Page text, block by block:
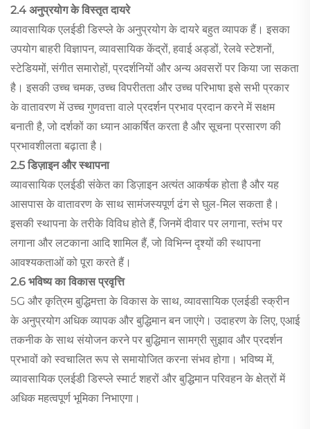
2.4 अनुप्रयोग के विस्तृत दायरे
व्यावसायिक एलईडी डिस्प्ले के अनुप्रयोग के दायरे बहुत व्यापक हैं। इसका
उपयोग बाहरी विज्ञापन, व्यावसायिक केंद्रों, हवाई अड्डों, रेलवे स्टेशनों,
स्टेडियमों, संगीत समारोहों, प्रदर्शनियों और अन्य अवसरों पर किया जा सकता
है। इसकी उच्च चमक, उच्च विपरीतता और उच्च परिभाषा इसे सभी प्रकार
के वातावरण में उच्च गुणवत्ता वाले प्रदर्शन प्रभाव प्रदान करने में सक्षम
बनाती है, जो दर्शकों का ध्यान आकर्षित करता है और सूचना प्रसारण की
प्रभावशीलता बढ़ाता है।
2.5 डिज़ाइन और स्थापना
व्यावसायिक एलईडी संकेत का डिज़ाइन अत्यंत आकर्षक होता है और यह
आसपास के वातावरण के साथ सामंजस्यपूर्ण ढंग से घुल-मिल सकता है।
इसकी स्थापना के तरीके विविध होते हैं, जिनमें दीवार पर लगाना, स्तंभ पर
लगाना और लटकाना आदि शामिल हैं, जो विभिन्न दृश्यों की स्थापना
आवश्यकताओं को पूरा करते हैं।
2.6 भविष्य का विकास प्रवृत्ति
5G और कृत्रिम बुद्धिमत्ता के विकास के साथ, व्यावसायिक एलईडी स्क्रीन
के अनुप्रयोग अधिक व्यापक और बुद्धिमान बन जाएंगे। उदाहरण के लिए, एआई
तकनीक के साथ संयोजन करने पर बुद्धिमान सामग्री सुझाव और प्रदर्शन
प्रभावों को स्वचालित रूप से समायोजित करना संभव होगा। भविष्य में,
व्यावसायिक एलईडी डिस्प्ले स्मार्ट शहरों और बुद्धिमान परिवहन के क्षेत्रों में
अधिक महत्वपूर्ण भूमिका निभाएगा।